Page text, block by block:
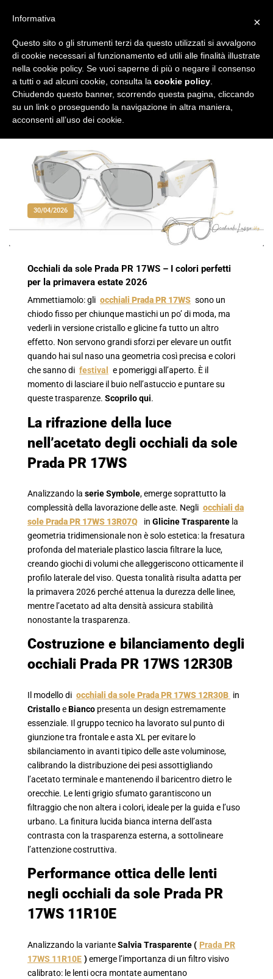
30/04/2026
Occhiali da sole Prada PR 17WS – I colori perfetti
per la primavera estate 2026
Ammettiamolo: gli occhiali Prada PR 17WS sono un
chiodo fisso per chiunque mastichi un po’ di moda, ma
vederli in versione cristallo e glicine fa tutto un altro
effetto. Non servono grandi sforzi per elevare un outfit
quando hai sul naso una geometria così precisa e colori
che sanno di festival
e pomeriggi all’aperto. È il
momento di lasciare il buio nell’astuccio e puntare su
queste trasparenze. Scoprilo qui.
La rifrazione della luce
nell’acetato degli occhiali da sole
Prada PR 17WS
Analizzando la serie Symbole, emerge soprattutto la
complessità della lavorazione delle aste. Negli occhiali da
sole Prada PR 17WS 13R07Q
in GlicineTrasparente la
geometria tridimensionale non è solo estetica: la fresatura
profonda del materiale plastico lascia filtrare la luce,
creando giochi di volumi che alleggeriscono otticamente il
profilo laterale del viso. Questa tonalità risulta adatta per
la primavera 2026 perché attenua la durezza delle linee,
mentre l’acetato ad alta densità assicura stabilità
nonostante la trasparenza.
Costruzione e bilanciamento degli
occhiali Prada PR 17WS 12R30B
Il modello di occhiali da sole Prada PR 17WS 12R30B in
CristalloeBianco presenta un design estremamente
essenziale. Il gruppo tecnico ha lavorato sul punto di
giunzione tra frontale e asta XL per evitare lo
sbilanciamento in avanti tipico delle aste voluminose,
calibrando la distribuzione dei pesi assottigliando
l’acetato terminale e mantenendo il baricentro dietro le
orecchie. Le lenti grigio sfumato garantiscono un
filtraggio che non altera i colori, ideale per la guida e l’uso
urbano. La finitura lucida bianca interna dell’asta
contrasta con la trasparenza esterna, a sottolineare
l’attenzione costruttiva.
Performance ottica delle lenti
negli occhiali da sole Prada PR
17WS 11R10E
Analizzando la varianteSalvia Trasparente ( Prada PR
17WS 11R10E )emerge l’importanza di un filtro visivo
calibrato: le lenti ocra montate aumentano
×
Informativa
Questo sito o gli strumenti terzi da questo utilizzati si avvalgono
di cookie necessari al funzionamento ed utili alle finalità illustrate
nella cookie policy. Se vuoi saperne di più o negare il consenso
a tutti o ad alcuni cookie, consulta la cookie policy
Chiudendo questo banner, scorrendo questa pagina, cliccando
su un link o proseguendo la navigazione in altra maniera,
acconsenti all’uso dei cookie.